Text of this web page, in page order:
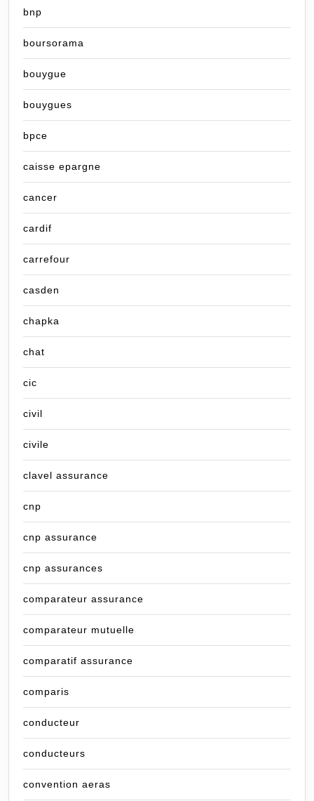
bnp
boursorama
bouygue
bouygues
bpce
caisse epargne
cancer
cardif
carrefour
casden
chapka
chat
cic
civil
civile
clavel assurance
cnp
cnp assurance
cnp assurances
comparateur assurance
comparateur mutuelle
comparatif assurance
comparis
conducteur
conducteurs
convention aeras